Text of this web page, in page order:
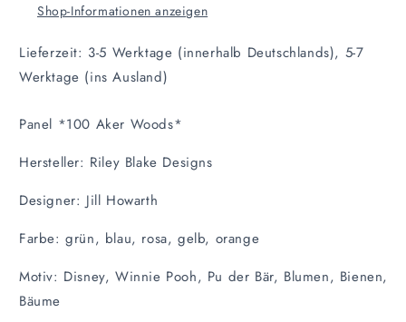
Shop-Informationen anzeigen
Lieferzeit: 3-5 Werktage (innerhalb Deutschlands), 5-7
Werktage (ins Ausland)
Panel *100 Aker Woods*
Hersteller: Riley Blake Designs
Designer: Jill Howarth
Farbe: grün, blau, rosa, gelb, orange
Motiv: Disney, Winnie Pooh, Pu der Bär, Blumen, Bienen,
Bäume